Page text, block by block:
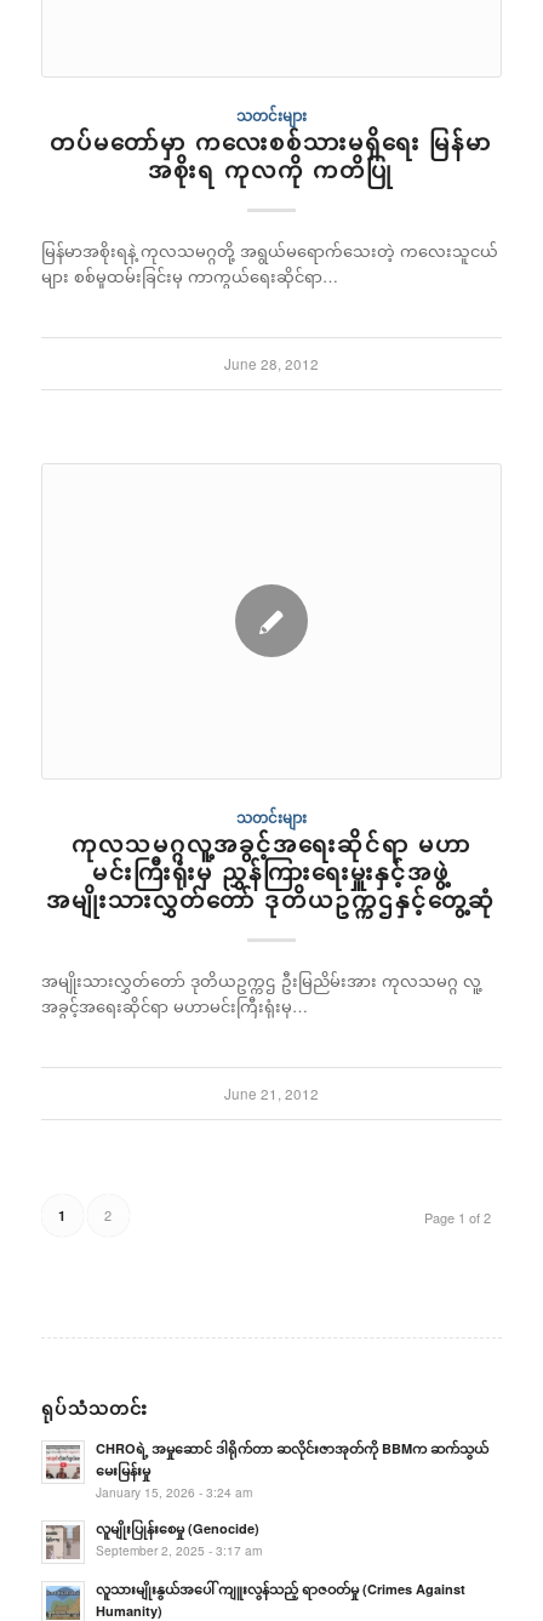
သတင်းများ
တပ်မတော်မှာ ကလေးစစ်သားမရှိရေး မြန်မာ
အစိုးရ ကုလကို ကတိပြု
မြန်မာအစိုးရနဲ့ ကုလသမဂ္ဂတို့ အရွယ်မရောက်သေးတဲ့ ကလေးသူငယ်
များ စစ်မှုထမ်းခြင်းမှ ကာကွယ်ရေးဆိုင်ရာ…
June 28, 2012
သတင်းများ
ကုလသမဂ္ဂလူ့အခွင့်အရေးဆိုင်ရာ မဟာ
မင်းကြီးရုံးမှ ညွှန်ကြားရေးမှူးနှင့်အဖွဲ့
အမျိုးသားလွှတ်တော် ဒုတိယဥက္ကဌနှင့်တွေ့ဆုံ
အမျိုးသားလွှတ်တော် ဒုတိယဥက္ကဌ ဦးမြညိမ်းအား ကုလသမဂ္ဂ လူ့
အခွင့်အရေးဆိုင်ရာ မဟာမင်းကြီးရုံးမှ…
June 21, 2012
Page 1 of 2
1 2
ရုပ်သံသတင်း
CHROရဲ့ အမှုဆောင် ဒါရိုက်တာ ဆလိုင်းဇာအုတ်ကို BBMက ဆက်သွယ်
မေးမြန်းမှု
January 15, 2026 - 3:24 am
လူမျိုးပြုန်းစေမှု (Genocide)
September 2, 2025 - 3:17 am
လူသားမျိုးနွယ်အပေါ် ကျူးလွန်သည့် ရာဇဝတ်မှု (Crimes Against
Humanity)